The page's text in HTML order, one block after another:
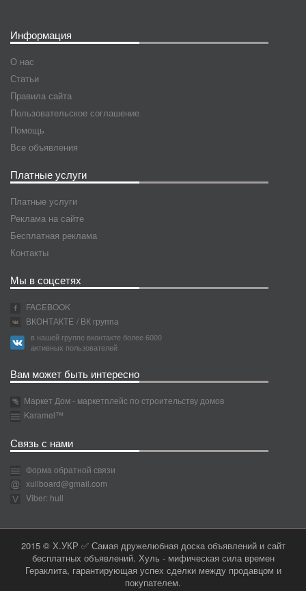
Информация
О нас
Статьи
Правила сайта
Пользовательское соглашение
Помощь
Все объявления
Платные услуги
Платные услуги
Реклама на сайте
Бесплатная реклама
Контакты
Мы в соцсетях
FACEBOOK
ВКОНТАКТЕ / ВК группа
в нашей группе вконтакте более 6000
активных пользователей
Вам может быть интересно
Маркет Дом - маркетплейс по строительству домов
Karamel™
Связь с нами
Форма обратной связи
xullboard@gmail.com
Viber: hull
2015 © Х.УКР ✅ Самая дружелюбная доска объявлений и сайт
бесплатных объявлений. Хуль - мифическая сила времен
Гераклита, гарантирующая успех сделки между продавцом и
покупателем.